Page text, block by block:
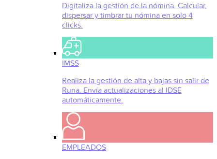
Digitaliza la gestión de la nómina. Calcular,
dispersar y timbrar tu nómina en solo 4
clicks.
IMSS
Realiza la gestión de alta y bajas sin salir de
Runa. Envía actualizaciones al IDSE
automáticamente.
EMPLEADOS